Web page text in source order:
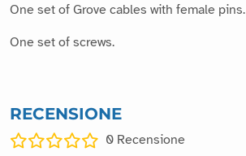
One set of Grove cables with female pins.
One set of screws.
RECENSIONE
0 Recensione